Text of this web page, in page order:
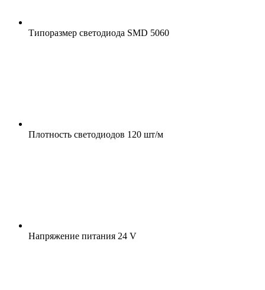
Типоразмер светодиода SMD 5060
Плотность светодиодов 120 шт/м
Напряжение питания 24 V